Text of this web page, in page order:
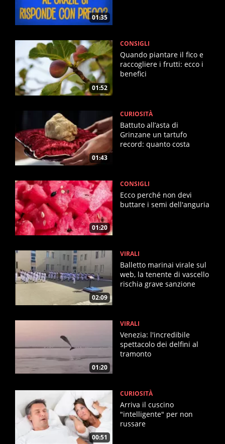
01:35
01:52
CONSIGLI
Quando piantare il fico e
raccogliere i frutti: ecco i
benefici
01:43
CURIOSITÀ
Battuto all’asta di
Grinzane un tartufo
record: quanto costa
01:20
CONSIGLI
Ecco perché non devi
buttare i semi dell'anguria
02:09
VIRALI
Balletto marinai virale sul
web, la tenente di vascello
rischia grave sanzione
01:20
VIRALI
Venezia: l'incredibile
spettacolo dei delfini al
tramonto
00:51
CURIOSITÀ
Arriva il cuscino
"intelligente" per non
russare